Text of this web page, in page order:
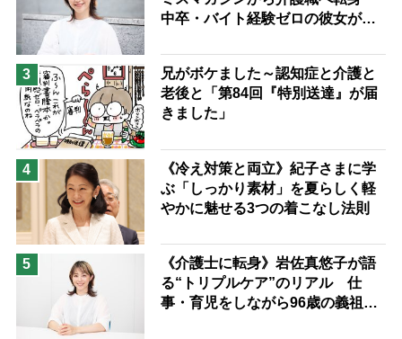
中卒・バイト経験ゼロの彼女が見
ながら自分らしくいられる」
3
兄がボケました～認知症と介護と
老後と「第84回『特別送達』が届
きました」
4
《冷え対策と両立》紀子さまに学
ぶ「しっかり素材」を夏らしく軽
やかに魅せる3つの着こなし法則
5
《介護士に転身》岩佐真悠子が語
る“トリプルケア”のリアル 仕
事・育児をしながら96歳の義祖母